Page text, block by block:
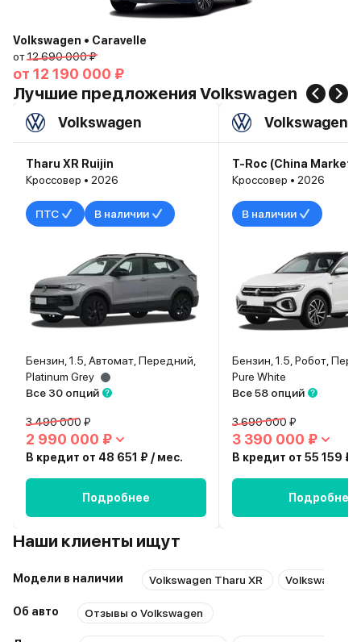
Volkswagen • Caravelle
от12 690 000 ₽
от 12 190 000 ₽
Лучшие предложения Volkswagen
Volkswagen
Tharu XR Ruijin
Кроссовер • 2026
ПТС В наличии
Бензин, 1.5, Автомат, Передний,
Platinum Grey
Все 30 опций
3 490 000 ₽
2 990 000 ₽
В кредит от 48 651 ₽ / мес.
Подробнее
Volkswagen
T-Roc (China Market)
Кроссовер • 2026
В наличии
Бензин, 1.5, Робот,
Pure White
Все 58 опций
3 690 000 ₽
3 390 000 ₽
В кредит от 55 159 ₽
Подробнее
Наши клиенты ищут
Модели в наличии Volkswagen Tharu XR Volkswagen
Об авто Отзывы о Volkswagen